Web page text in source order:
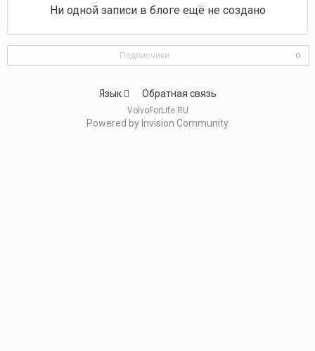
Ни одной записи в блоге ещё не создано
Подписчики 0
Язык Обратная связь
VolvoForLife.RU
Powered by Invision Community